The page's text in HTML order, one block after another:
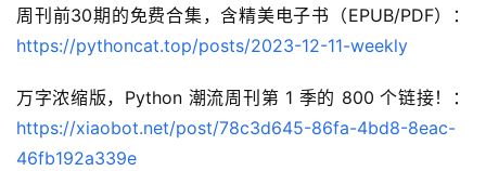
周刊前30期的免费合集，含精美电子书（EPUB/PDF）：
https://pythoncat.top/posts/2023-12-11-weekly
万字浓缩版，Python 潮流周刊第 1 季的 800 个链接！：
https://xiaobot.net/post/78c3d645-86fa-4bd8-8eac-
46fb192a339e